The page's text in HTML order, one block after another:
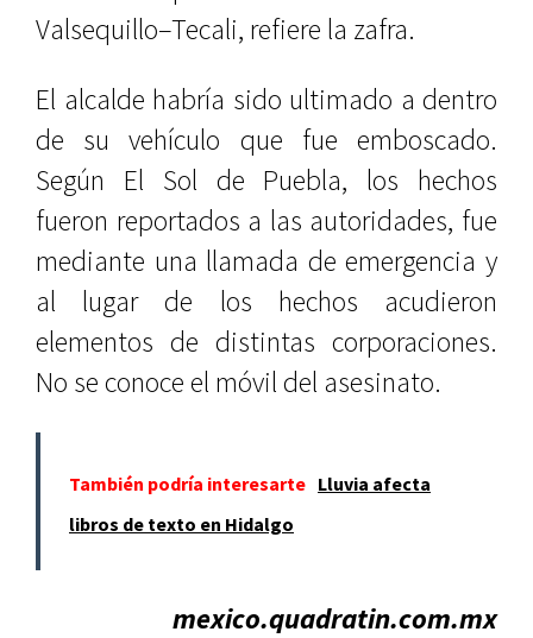
Valsequillo–Tecali, refiere la zafra.
El alcalde habría sido ultimado a dentro
de su vehículo que fue emboscado.
Según El Sol de Puebla, los hechos
fueron reportados a las autoridades, fue
mediante una llamada de emergencia y
al lugar de los hechos acudieron
elementos de distintas corporaciones.
No se conoce el móvil del asesinato.
También podría interesarte Lluvia afecta
libros de texto en Hidalgo
mexico.quadratin.com.mx